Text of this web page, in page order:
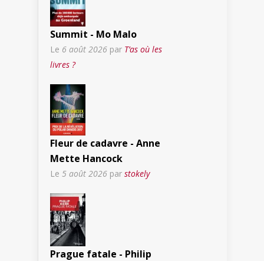
Summit - Mo Malo
Le 6 août 2026 par T’as où les
livres ?
Fleur de cadavre - Anne
Mette Hancock
Le 5 août 2026 par stokely
Prague fatale - Philip